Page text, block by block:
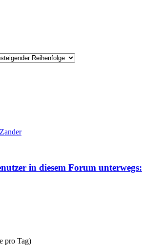
in diesem Forum unterwegs:
pro Tag)